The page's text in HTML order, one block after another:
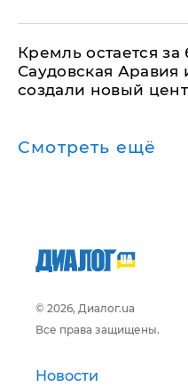
​Кремль остается
Саудовская Аравия
создали новый
Смотреть ещё
© 2026, Диалог.ua
Все права защищены.
Новости